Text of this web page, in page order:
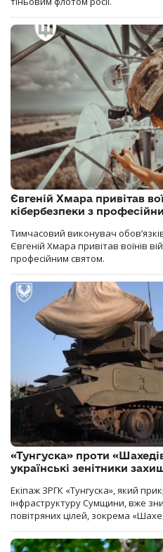
Євгеній Хмара привітав
кібербезпеки з
Тимчасовий виконувач
Євгеній Хмара привітав воїнів
професійним святом.
«Тунгуска» проти
українські зенітники
Екіпаж ЗРГК «Тунгуска», який
інфраструктуру Сумщини, вже
повітряних цілей, зокрема